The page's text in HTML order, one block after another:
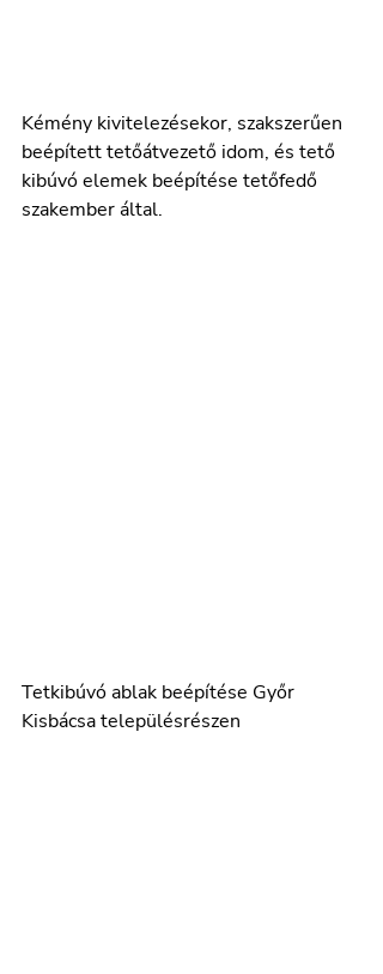
Kémény kivitelezésekor, szakszerűen
beépített tetőátvezető idom, és tető
kibúvó elemek beépítése tetőfedő
szakember által.
Tetkibúvó ablak beépítése Győr
Kisbácsa településrészen